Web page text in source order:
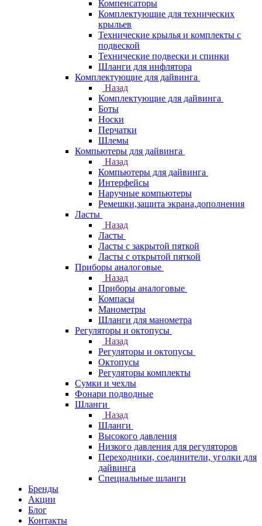
Компенсаторы
Комплектующие для технических
крыльев
Технические крылья и комплекты с
подвеской
Технические подвески и спинки
Шланги для инфлятора
Комплектующие для дайвинга
Назад
Комплектующие для дайвинга
Боты
Носки
Перчатки
Шлемы
Компьютеры для дайвинга
Назад
Компьютеры для дайвинга
Интерфейсы
Наручные компьютеры
Ремешки,защита экрана,дополнения
Ласты
Назад
Ласты
Ласты с закрытой пяткой
Ласты с открытой пяткой
Приборы аналоговые
Назад
Приборы аналоговые
Компасы
Манометры
Шланги для манометра
Регуляторы и октопусы
Назад
Регуляторы и октопусы
Октопусы
Регуляторы комплекты
Сумки и чехлы
Фонари подводные
Шланги
Назад
Шланги
Высокого давления
Низкого давления для регуляторов
Переходники, соединители, уголки для
дайвинга
Специальные шланги
Бренды
Акции
Блог
Контакты